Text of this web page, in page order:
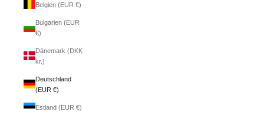
Belgien (EUR €)
Bulgarien (EUR
€)
Dänemark (DKK
kr.)
Deutschland
(EUR €)
Estland (EUR €)